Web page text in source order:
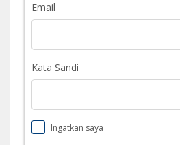
Email
Kata Sandi
Ingatkan saya